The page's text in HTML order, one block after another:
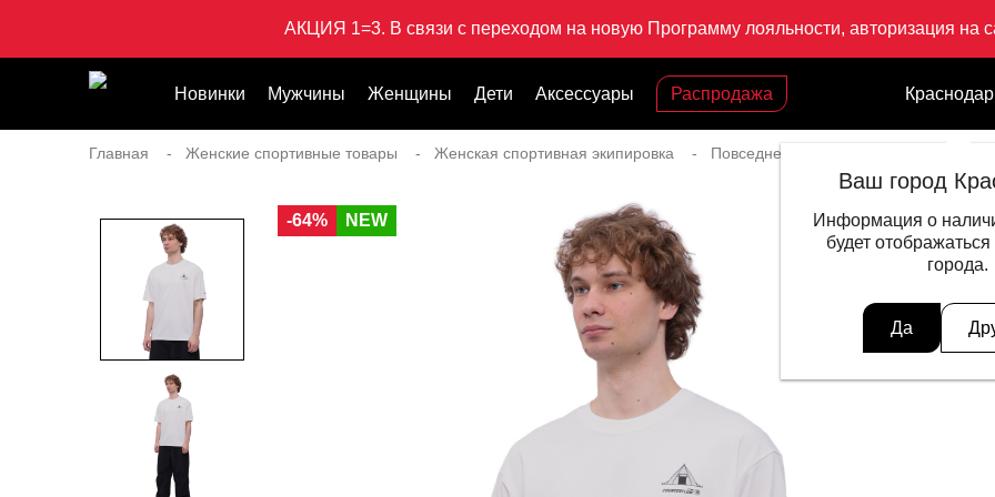
АКЦИЯ 1=3. В связи с переходом на новую Программу лояльности, авторизация на
Новинки Мужчины Женщины Дети Аксессуары Распродажа Краснодар
Ваш город
Информация о
будет
города.
Да
Главная Женские спортивные товары Женская спортивная экипировка Повседневный стиль для женщин
-64% NEW